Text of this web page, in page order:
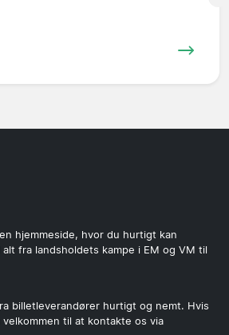
hjemmeside, hvor du hurtigt kan
fra landsholdets kampe i EM og VM til
billetleverandører hurtigt og nemt. Hvis
til at kontakte os via